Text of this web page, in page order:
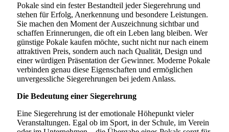
Pokale sind ein fester Bestandteil jeder Siegerehrung und
stehen für Erfolg, Anerkennung und besondere Leistungen.
Sie machen den Moment der Auszeichnung sichtbar und
schaffen Erinnerungen, die oft ein Leben lang bleiben. Wer
günstige Pokale kaufen möchte, sucht nicht nur nach einem
attraktiven Preis, sondern auch nach Qualität, Design und
einer würdigen Präsentation der Gewinner. Moderne Pokale
verbinden genau diese Eigenschaften und ermöglichen
unvergessliche Siegerehrungen bei jedem Anlass.
Die Bedeutung einer Siegerehrung
Eine Siegerehrung ist der emotionale Höhepunkt vieler
Veranstaltungen. Egal ob im Sport, in der Schule, im Verein